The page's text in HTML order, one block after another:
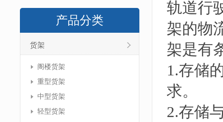
产品分类
货架
阁楼货架
重型货架
中型货架
轻型货架
轨道行
架的物
架是有
1.存储
求。
2.存储